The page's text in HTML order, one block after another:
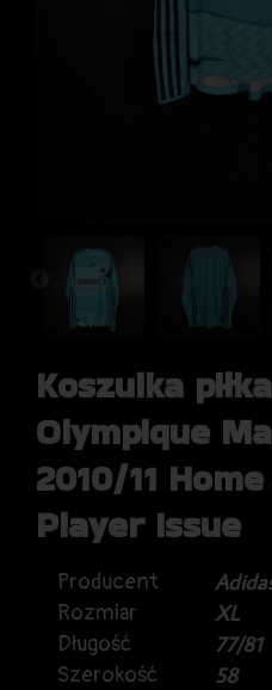
Koszulka
Olympique
2010/11
Player Issue
Producent
Rozmiar
XL
Długość
77/81
Szerokość
58